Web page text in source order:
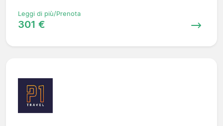
Leggi di più/Prenota
301 €